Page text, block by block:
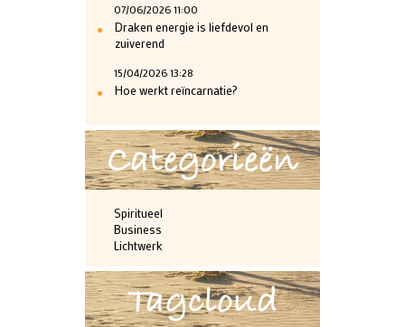
07/06/2026 11:00
•
Draken energie is liefdevol en
zuiverend
15/04/2026 13:28
• Hoe werkt reïncarnatie?
Categorieën
Spiritueel
Business
Lichtwerk
Tagcloud